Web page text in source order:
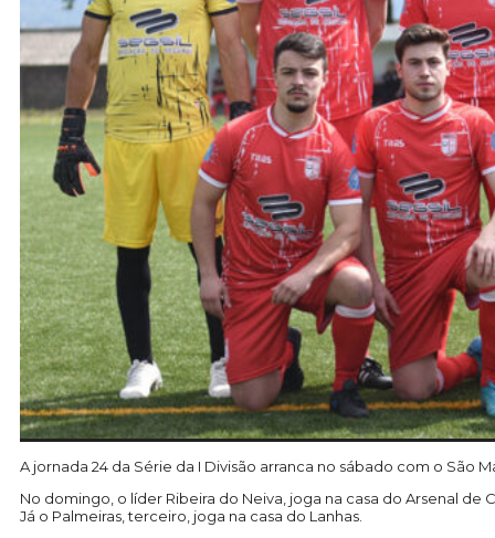
A jornada 24 da Série da I Divisão arranca no sábado com o São
No domingo, o líder Ribeira do Neiva, joga na casa do Arsenal
Já o Palmeiras, terceiro, joga na casa do Lanhas.